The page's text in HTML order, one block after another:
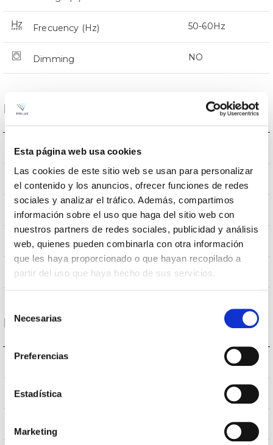
Esta página web usa cookies
Las cookies de este sitio web se usan para personalizar
el contenido y los anuncios, ofrecer funciones de redes
sociales y analizar el tráfico. Además, compartimos
información sobre el uso que haga del sitio web con
nuestros partners de redes sociales, publicidad y análisis
web, quienes pueden combinarla con otra información
que les haya proporcionado o que hayan recopilado a
partir del uso que haya hecho de sus servicios.
de Necesarias
Preferencias
Estadística
Marketing
Frecuency (Hz) 50-60Hz
Dimming NO
Dimensions and Mounting
Weight
Measures 1225x50x35mm
Mounting position Surface
Linkable NO
Lighting Directa
Housing and Finish
G13
IP Tightness index IP20
Body color White